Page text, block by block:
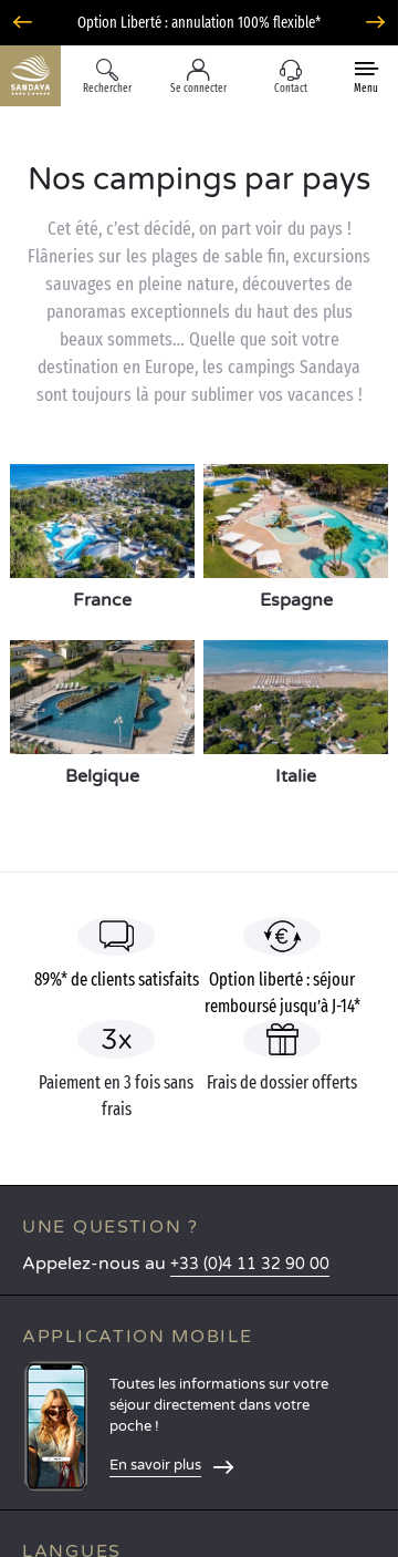
Option Liberté : annulation 100% flexible*
Rechercher Se connecter Contact Menu
Nos campings par pays
Cet été, c’est décidé, on part voir du pays !
Flâneries sur les plages de sable fin, excursions
sauvages en pleine nature, découvertes de
panoramas exceptionnels du haut des plus
beaux sommets… Quelle que soit votre
destination en Europe, les campings Sandaya
sont toujours là pour sublimer vos vacances !
France Espagne
Belgique Italie
89%* de clients satisfaits Option liberté : séjour
remboursé jusqu’à J-14*
Paiement en 3 fois sans
frais
Frais de dossier offerts
UNE QUESTION ?
Appelez-nous au +33 (0)4 11 32 90 00
APPLICATION MOBILE
Toutes les informations sur votre
séjour directement dans votre
poche !
En savoir plus
LANGUES